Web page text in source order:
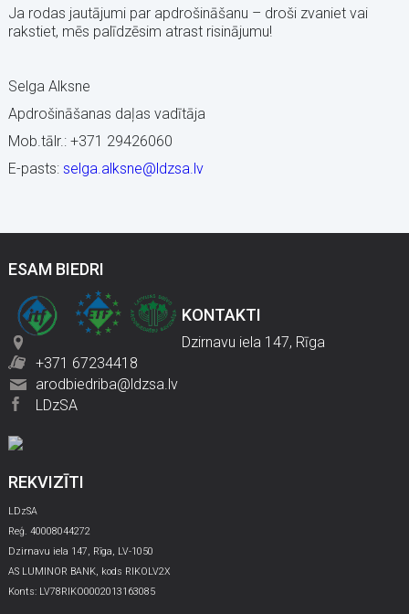
Ja rodas jautājumi par apdrošināšanu – droši zvaniet vai
rakstiet, mēs palīdzēsim atrast risinājumu!
Selga Alksne
Apdrošināšanas daļas vadītāja
Mob.tālr.: +371 29426060
E-pasts: selga.alksne@ldzsa.lv
ESAM BIEDRI
KONTAKTI
Dzirnavu iela 147, Rīga
+371 67234418
arodbiedriba@ldzsa.lv
LDzSA
REKVIZĪTI
LDzSA
Reģ. 40008044272
Dzirnavu iela 147, Rīga, LV-1050
AS LUMINOR BANK, kods RIKOLV2X
Konts: LV78RIKO0002013163085